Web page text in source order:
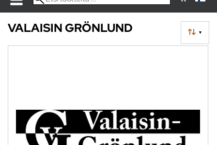
▼
VALAISIN GRÖNLUND